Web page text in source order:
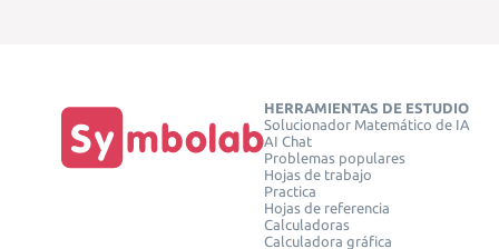
HERRAMIENTAS DE ESTUDIO
Solucionador Matemático de IA
AI Chat
Problemas populares
Hojas de trabajo
Practica
Hojas de referencia
Calculadoras
Calculadora gráfica